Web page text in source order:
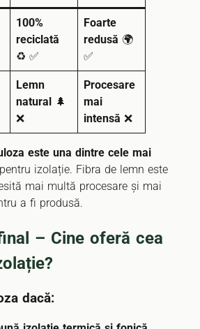
100%
reciclată
♻ ✅
Foarte
redusă 🌍
✅
Lemn
natural 🌲
❌
Procesare
mai
intensă ❌
este una dintre cele mai
pentru izolație. Fibra de lemn este
mai multă procesare și mai
a fi produsă.
– Cine oferă cea
dacă: